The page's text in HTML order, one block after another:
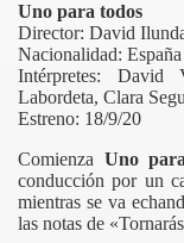
Uno para todos
Director: David
Nacionalidad: España
Intérpretes: David
Labordeta, Clara
Estreno: 18/9/20
Comienza Uno
conducción por un
mientras se va
las notas de